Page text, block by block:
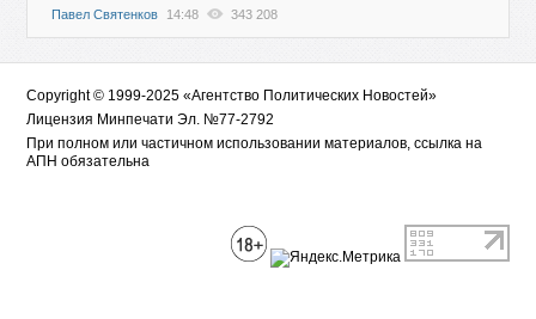
Павел Святенков 14:48 343 208
Copyright © 1999-2025 «Агентство Политических Новостей»
Лицензия Минпечати Эл. №77-2792
При полном или частичном использовании материалов, ссылка на
АПН обязательна